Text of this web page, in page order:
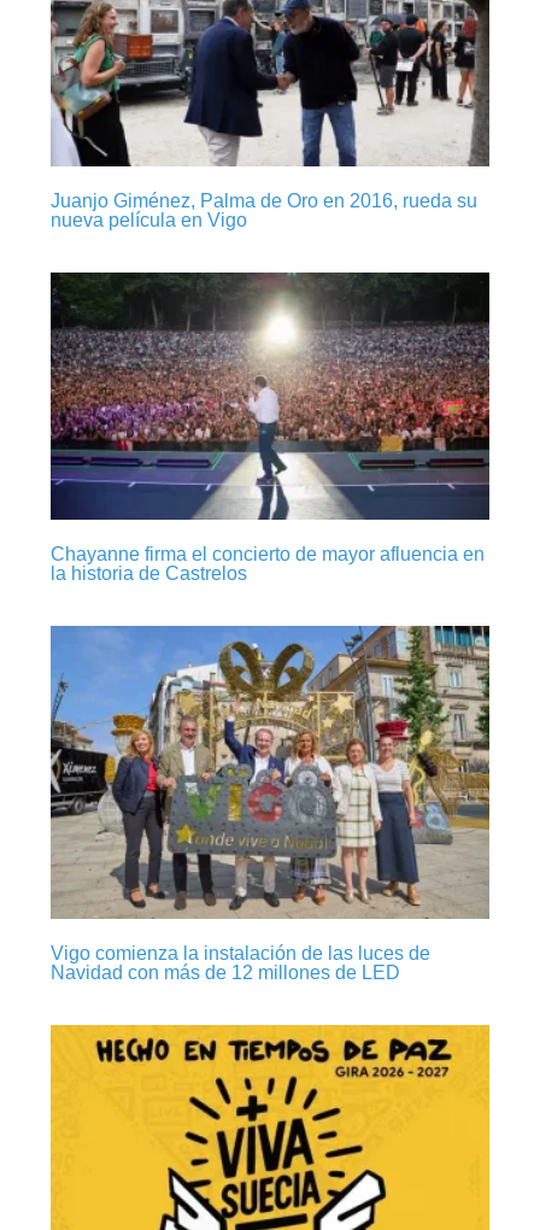
Juanjo Giménez, Palma de Oro en 2016, rueda su
nueva película en Vigo
Chayanne firma el concierto de mayor afluencia en
la historia de Castrelos
Vigo comienza la instalación de las luces de
Navidad con más de 12 millones de LED